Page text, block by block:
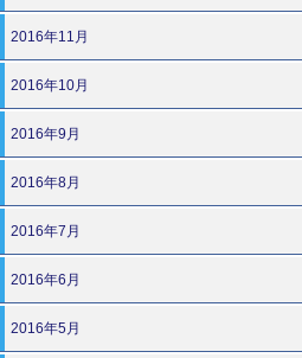
2016年11月
2016年10月
2016年9月
2016年8月
2016年7月
2016年6月
2016年5月